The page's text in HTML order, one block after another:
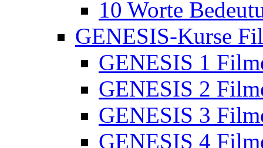
10 Worte
GENESIS-Kurse
GENESIS 1
GENESIS 2
GENESIS 3
GENESIS 4